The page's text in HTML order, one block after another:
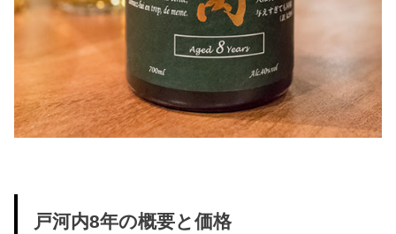
戸河内8年の概要と価格